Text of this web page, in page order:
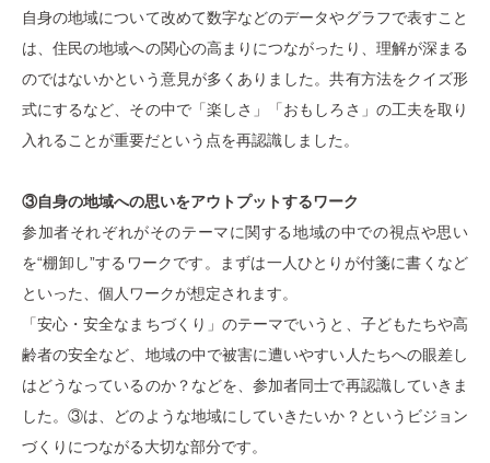
自身の地域について改めて数字などのデータやグラフで表すこと
は、住民の地域への関心の高まりにつながったり、理解が深まる
のではないかという意見が多くありました。共有方法をクイズ形
式にするなど、その中で「楽しさ」「おもしろさ」の工夫を取り
入れることが重要だという点を再認識しました。
③自身の地域への思いをアウトプットするワーク
参加者それぞれがそのテーマに関する地域の中での視点や思い
を“棚卸し”するワークです。まずは一人ひとりが付箋に書くなど
といった、個人ワークが想定されます。
「安心・安全なまちづくり」のテーマでいうと、子どもたちや高
齢者の安全など、地域の中で被害に遭いやすい人たちへの眼差し
はどうなっているのか？などを、参加者同士で再認識していきま
した。③は、どのような地域にしていきたいか？というビジョン
づくりにつながる大切な部分です。